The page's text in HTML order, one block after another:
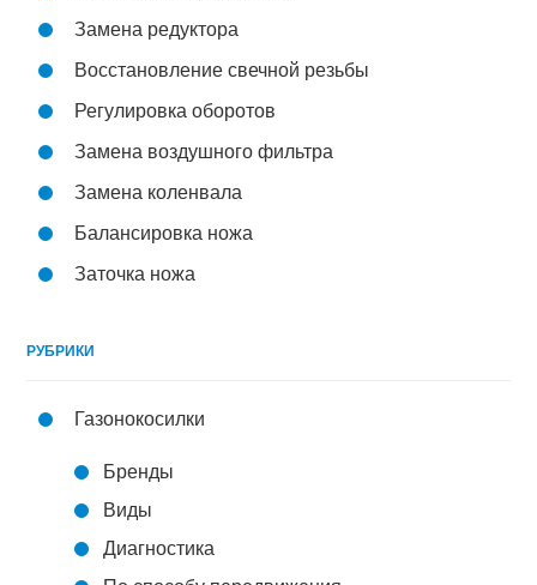
Замена редуктора
Восстановление свечной резьбы
Регулировка оборотов
Замена воздушного фильтра
Замена коленвала
Балансировка ножа
Заточка ножа
РУБРИКИ
Газонокосилки
Бренды
Виды
Диагностика